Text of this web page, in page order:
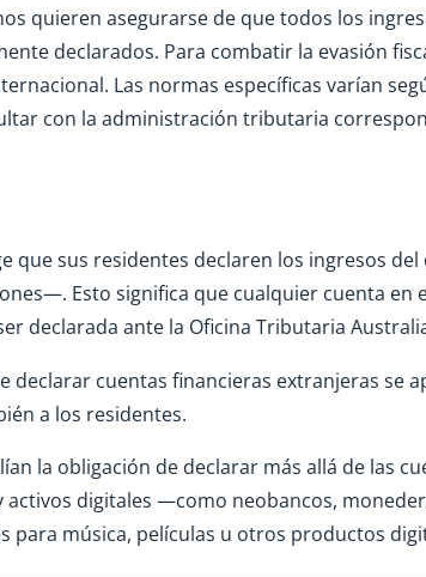
quieren asegurarse de que todos los
declarados. Para combatir la evasión
Las normas específicas varían
con la administración tributaria
que sus residentes declaren los ingresos
Esto significa que cualquier cuenta en
declarada ante la Oficina Tributaria
declarar cuentas financieras extranjeras se
a los residentes.
la obligación de declarar más allá de las
activos digitales —como neobancos,
para música, películas u otros productos